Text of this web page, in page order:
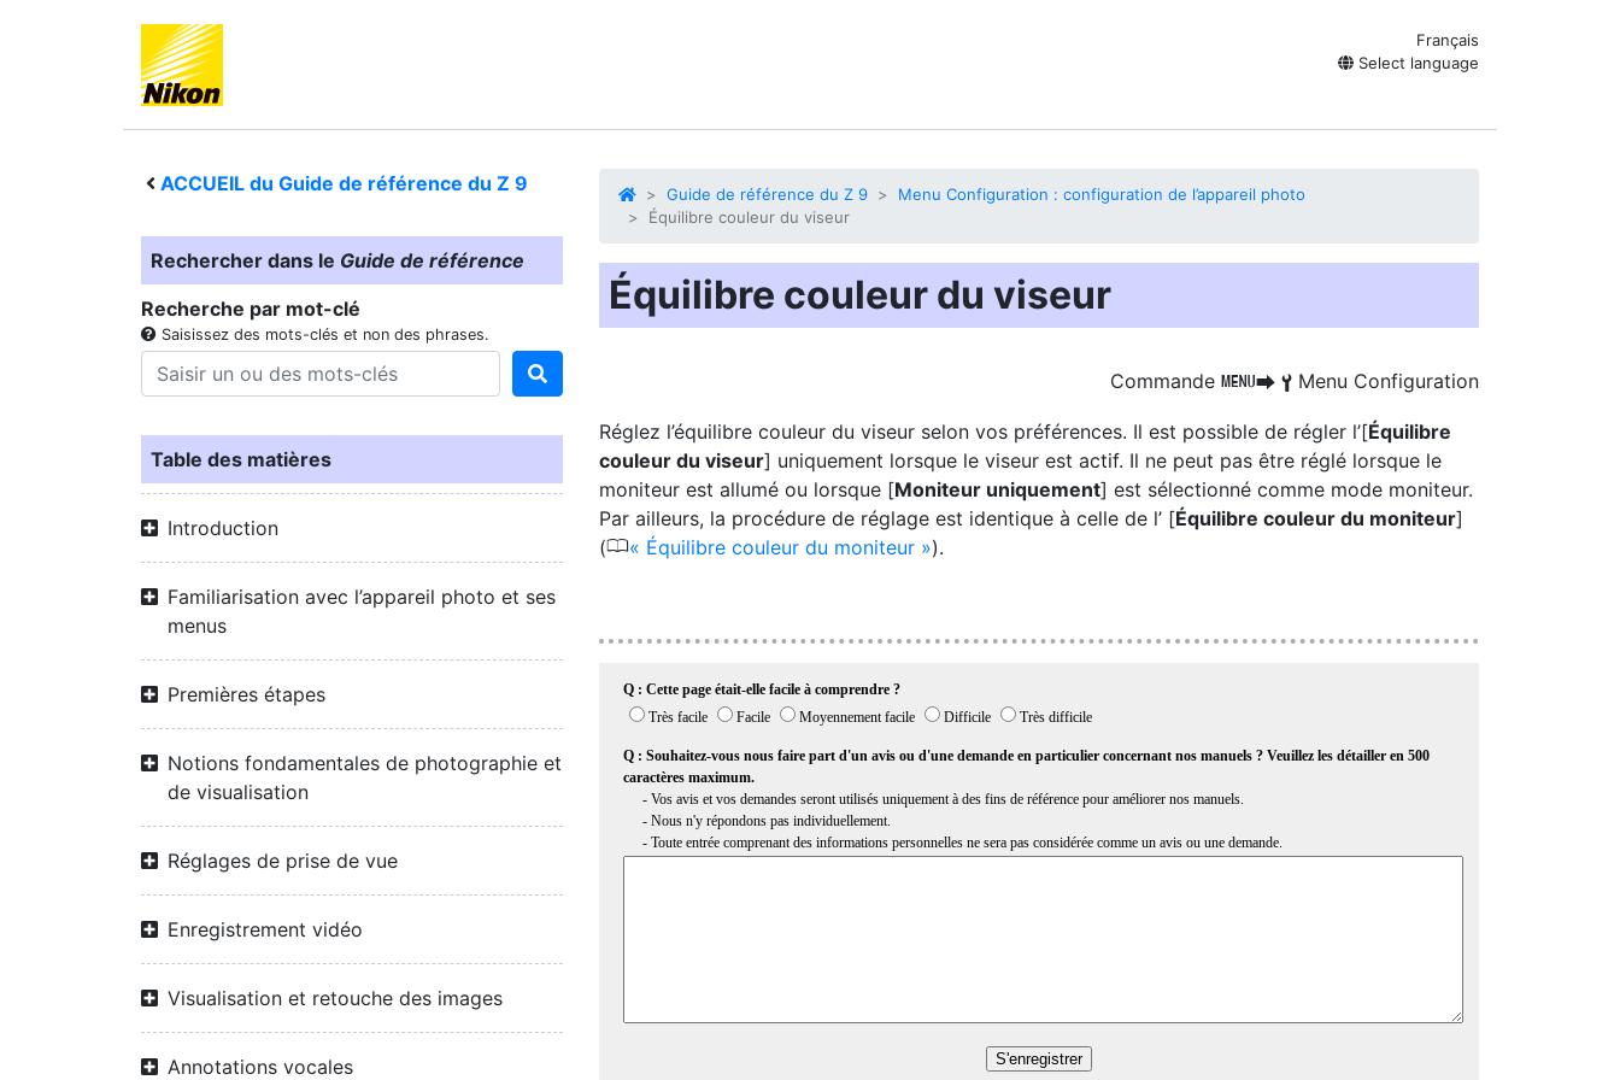
Français
Select language
ACCUEIL du Guide de référence du Z 9
Rechercher dans le Guide de référence
Recherche par mot-clé
Saisissez des mots-clés et non des phrases.
Table des matières
Introduction
Familiarisation avec l’appareil photo et ses
menus
Premières étapes
Notions fondamentales de photographie et
de visualisation
Réglages de prise de vue
Enregistrement vidéo
Visualisation et retouche des images
Annotations vocales
Guide de référence du Z 9
Menu Configuration : configuration de l’appareil photo
Équilibre couleur du viseur
Équilibre couleur du viseur
Commande GU B Menu Configuration
Réglez l’équilibre couleur du viseur selon vos préférences. Il est possible de régler l’[Équilibre
couleur du viseur] uniquement lorsque le viseur est actif. Il ne peut pas être réglé lorsque le
moniteur est allumé ou lorsque [Moniteur uniquement] est sélectionné comme mode moniteur.
Par ailleurs, la procédure de réglage est identique à celle de l’ [Équilibre couleur du moniteur]
(0 Équilibre couleur du moniteur ).